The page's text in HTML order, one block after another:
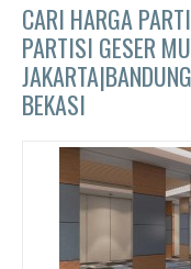
CARI HARGA
PARTISI GESER
BEKASI